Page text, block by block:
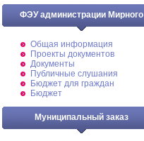
ФЭУ администрации Мирного
Общая информация
Проекты документов
Документы
Публичные слушания
Бюджет для граждан
Бюджет
Муниципальный заказ